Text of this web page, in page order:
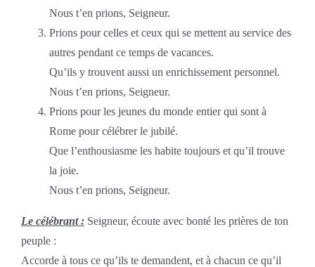
Nous t’en prions, Seigneur.
Prions pour celles et ceux qui se mettent au service des
autres pendant ce temps de vacances.
Qu’ils y trouvent aussi un enrichissement personnel.
Nous t’en prions, Seigneur.
Prions pour les jeunes du monde entier qui sont à
Rome pour célébrer le jubilé.
Que l’enthousiasme les habite toujours et qu’il trouve
la joie.
Nous t’en prions, Seigneur.
Le célébrant :Seigneur, écoute avec bonté les prières de ton
peuple :
Accorde à tous ce qu’ils te demandent, et à chacun ce qu’il